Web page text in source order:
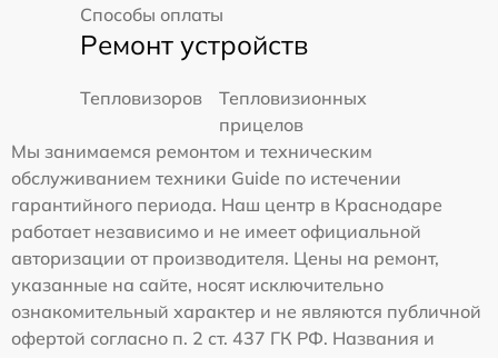
Способы оплаты
Ремонт устройств
Тепловизоров
Тепловизионных
прицелов
Мы занимаемся ремонтом и техническим
обслуживанием техники Guide по истечении
гарантийного периода. Наш центр в Краснодаре
работает независимо и не имеет официальной
авторизации от производителя. Цены на ремонт,
указанные на сайте, носят исключительно
ознакомительный характер и не являются публичной
офертой согласно п. 2 ст. 437 ГК РФ. Названия и